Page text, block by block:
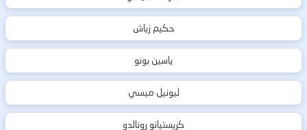
حكيم زياش
ياسين بونو
ليونيل ميسي
كريستيانو رونالدو